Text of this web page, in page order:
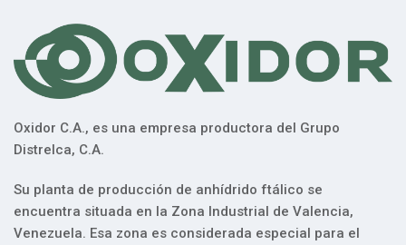
Oxidor C.A., es una empresa productora del Grupo
Distrelca, C.A.
Su planta de producción de anhídrido ftálico se
encuentra situada en la Zona Industrial de Valencia,
Venezuela. Esa zona es considerada especial para el